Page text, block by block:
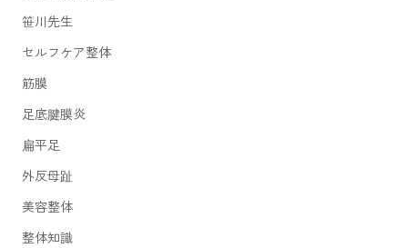
笹川先生
セルフケア整体
筋膜
足底腱膜炎
扁平足
外反母趾
美容整体
整体知識